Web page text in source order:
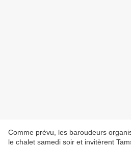
Comme prévu, les baroudeurs
le chalet samedi soir et invitèrent